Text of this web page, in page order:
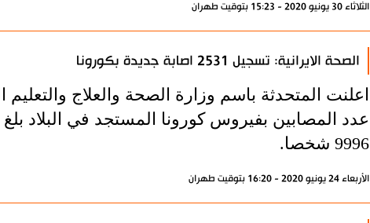
الثلاثاء 30 يونيو 2020 - 15:23 بتوقيت طهران
الصحة الايرانية: تسجيل 2531 اصابة جديدة بكورونا
اعلنت المتحدثة باسم وزارة الصحة والعلاج
9996 شخصا.
الأربعاء 24 يونيو 2020 - 16:20 بتوقيت طهران